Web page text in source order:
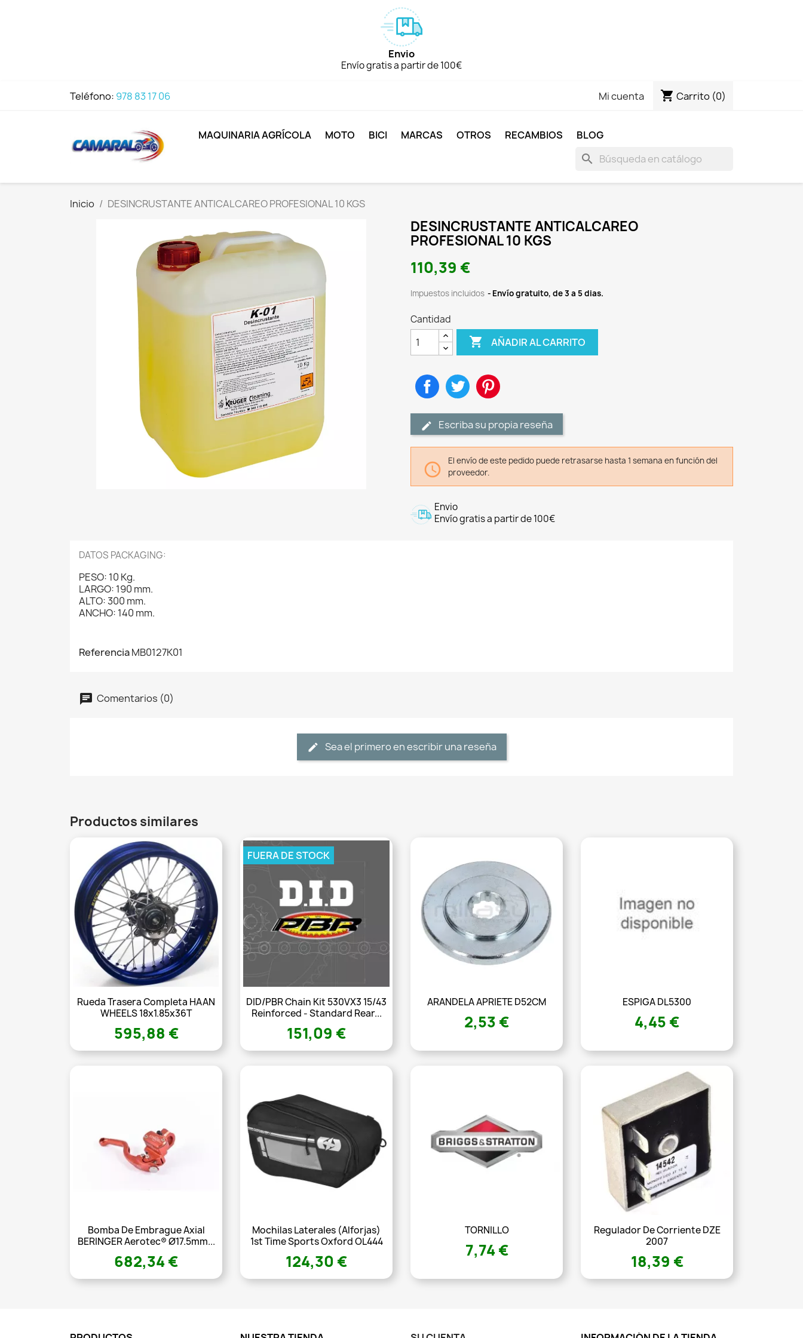
Envio
Envío gratis a partir de 100€
Teléfono: 978 83 17 06 Mi cuenta shopping_cart Carrito (0)
MAQUINARIA AGRÍCOLA MOTO BICI MARCAS OTROS RECAMBIOS BLOG
search
Inicio DESINCRUSTANTE ANTICALCAREO PROFESIONAL 10 KGS
DESINCRUSTANTE ANTICALCAREO
PROFESIONAL 10 KGS
110,39 €
Impuestos incluidos Envío gratuito, de 3 a 5 dias.
Cantidad
 AÑADIR AL CARRITO
CompartirTuitear
Escriba su propia reseña

El envío de este pedido puede retrasarse hasta 1 semana en función del
proveedor.
Envio
Envío gratis a partir de 100€
DATOS PACKAGING:
PESO: 10 Kg.
LARGO: 190 mm.
ALTO: 300 mm.
ANCHO: 140 mm.
ReferenciaMB0127K01
Comentarios (0)
Sea el primero en escribir una reseña
Productos similares
Rueda Trasera Completa HAAN
WHEELS 18x1.85x36T
595,88 €
DID/PBR Chain Kit 530VX3 15/43
Reinforced - Standard Rear...
151,09 €
FUERA DE STOCK
ARANDELA APRIETE D52CM
2,53 €
ESPIGA DL5300
4,45 €
Bomba De Embrague Axial
BERINGER Aerotec® Ø17.5mm...
682,34 €
Mochilas Laterales (alforjas)
1st Time Sports Oxford OL444
124,30 €
TORNILLO
7,74 €
Regulador De Corriente DZE
2007
18,39 €